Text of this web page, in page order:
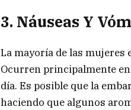
3. Náuseas Y
La mayoría de las mujeres
Ocurren principalmente
día. Es posible que la
haciendo que algunos